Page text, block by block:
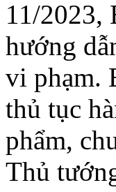
11/2023,
hướng
vi phạm.
thủ tục
phẩm,
Thủ